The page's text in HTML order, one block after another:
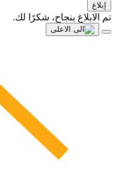
إبلاغ
تم الابلاغ بنجاح، شكرًا لك.